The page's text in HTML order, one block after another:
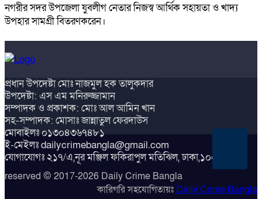
নগরীর সদর উপজেলা যুবলীগ নেতার নিজস্ব আর্থিক সহায়তা ও খাদ্য
উপহার সামগ্রী বিতরণকরেন।
প্রধান উপদেষ্টা মোঃ নাজমুল হক তালুকদার
উপদেষ্টা: এস এম মনিরুজ্জামান
সম্পাদক ও প্রকাশক: মোঃ আল আমিন খান
সহ-সম্পাদক: মোসাঃ জান্নাতুল ফেরদাউস
মোবাইলঃ ০১৩০৪৩৬৭৪৮১
ই-মেইলঃ dailycrimebangla@gmail.com
যোগাযোগঃ ২১৭/এ,নূর মঞ্জিল ফকিরাপুল মতিঝিল, ঢাকা,১০০০
reserved © 2017-2026 Daily Crime Bangla
কারিগরি সহযোগিতায়ঃ Daily Crime Bangla